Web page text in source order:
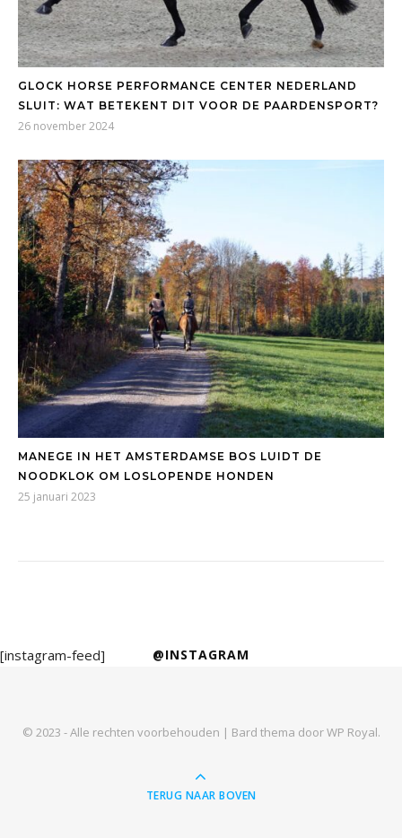
GLOCK HORSE PERFORMANCE CENTER NEDERLAND
SLUIT: WAT BETEKENT DIT VOOR DE PAARDENSPORT?
26 november 2024
MANEGE IN HET AMSTERDAMSE BOS LUIDT DE
NOODKLOK OM LOSLOPENDE HONDEN
25 januari 2023
@INSTAGRAM
[instagram-feed]
© 2023 - Alle rechten voorbehouden | Bard thema doorWP Royal.
TERUG NAAR BOVEN